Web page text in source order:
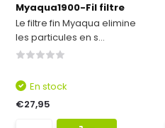
Myaqua1900-Fil filtre
Le filtre fin Myaqua elimine
les particules en s...
En stock
€27,95